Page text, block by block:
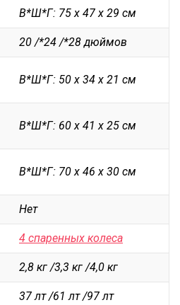
кейсы
колесные
спортивные
деловые
поясные
для ноутбуков
тележки хозяйственные
рюкзаки на колёсах
детские
В*Ш*Г: 75 х 47 х 29 см
20 /*24 /*28 дюймов
В*Ш*Г: 50 х 34 х 21 см
В*Ш*Г: 60 х 41 х 25 см
В*Ш*Г: 70 х 46 х 30 см
Нет
4 спаренных колеса
2,8 кг /3,3 кг /4,0 кг
37 лт /61 лт /97 лт